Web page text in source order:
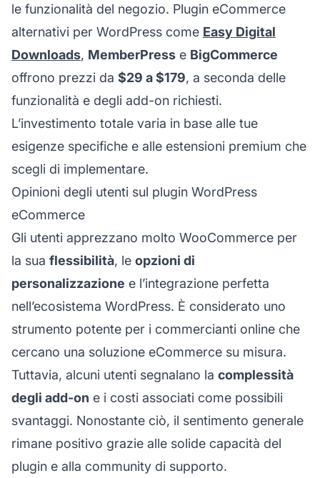
le funzionalità del negozio. Plugin eCommerce
alternativi per WordPress come Easy Digital
Downloads, MemberPress e BigCommerce
offrono prezzi da $29 a $179, a seconda delle
funzionalità e degli add-on richiesti.
L’investimento totale varia in base alle tue
esigenze specifiche e alle estensioni premium che
scegli di implementare.
Opinioni degli utenti sul plugin WordPress
eCommerce
Gli utenti apprezzano molto WooCommerce per
la sua flessibilità, le opzioni di
personalizzazione e l’integrazione perfetta
nell’ecosistema WordPress. È considerato uno
strumento potente per i commercianti online che
cercano una soluzione eCommerce su misura.
Tuttavia, alcuni utenti segnalano la complessità
degli add-on e i costi associati come possibili
svantaggi. Nonostante ciò, il sentimento generale
rimane positivo grazie alle solide capacità del
plugin e alla community di supporto.